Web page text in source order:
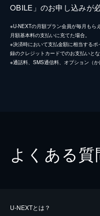
OBILE」のお申し込みが
※U-NEXTの月額プラン会員が毎月も
月額基本料の支払いに充てた場合。
※決済時において支払金額に相当する
録のクレジットカードでのお支払いとな
※通話料、SMS通信料、オプション（
よくある質
U-NEXTとは？